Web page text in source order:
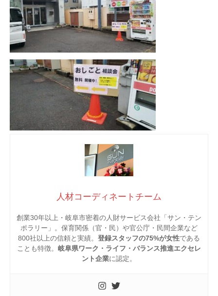
人材コーディネートチーム
創業30年以上・岐阜市密着の人財サービス会社「サン・テン
ポラリー」。保育関係（官・民）や官公庁・民間企業など
800社以上の信頼と実績。 登録スタッフの75%が女性である
ことも特徴。 岐阜県ワーク・ライフ・バランス推進エクセレ
ント企業に認定。